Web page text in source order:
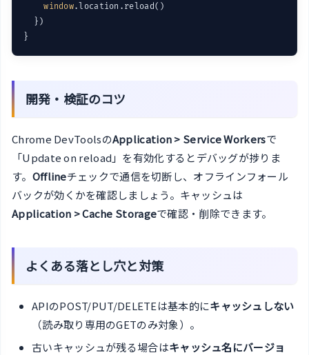
window.location.reload()
  })
開発・検証のコツ
Chrome DevToolsのApplication > Service Workersで
「Update on reload」を有効化するとデバッグが捗りま
す。 Offlineチェックで通信を切断し、オフラインフォール
バックが効くかを確認しましょう。キャッシュは
Application > Cache Storageで確認・削除できます。
よくある落とし穴と対策
APIのPOST/PUT/DELETEは基本的にキャッシュしない
（読み取り専用のGETのみ対象）。
古いキャッシュが残る場合はキャッシュ名にバージョ